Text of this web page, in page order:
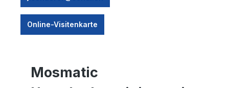
Online-Visitenkarte
Mosmatic